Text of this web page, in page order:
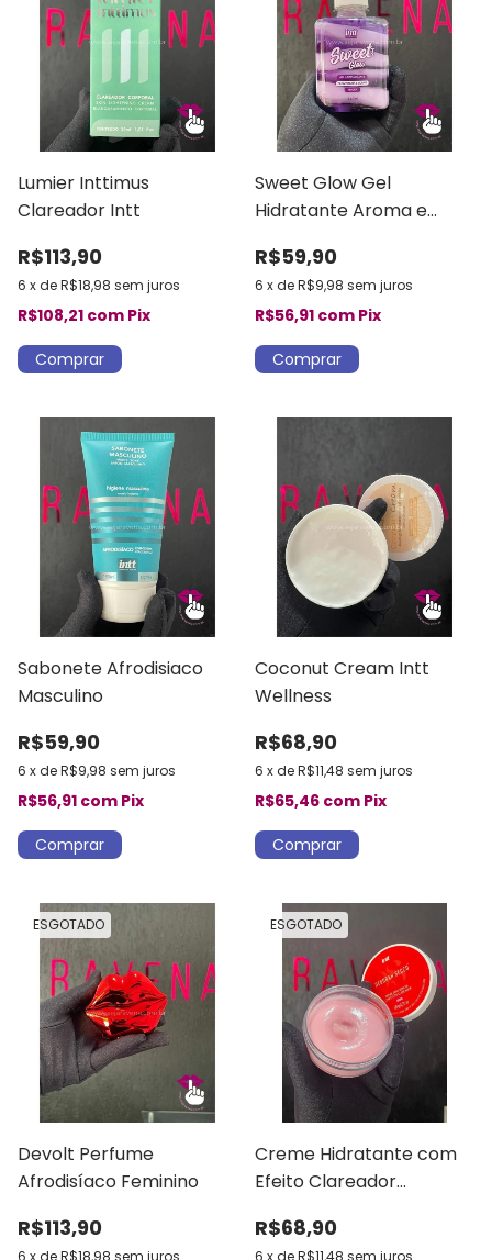
Lumier Inttimus
Clareador Intt
R$113,90
6 xdeR$18,98 sem juros
R$108,21 com Pix
Sweet Glow Gel
Hidratante Aroma e
R$59,90
6 xdeR$9,98 sem juros
R$56,91 com Pix
Sabonete Afrodisiaco
Masculino
R$59,90
6 xdeR$9,98 sem juros
R$56,91 com Pix
Coconut Cream Intt
Wellness
R$68,90
6 xdeR$11,48 sem juros
R$65,46 com Pix
ESGOTADO
Devolt Perfume
Afrodisíaco Feminino
R$113,90
ESGOTADO
Creme Hidratante com
Efeito Clareador
R$68,90